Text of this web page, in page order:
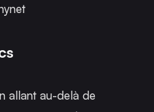
allant au-delà de